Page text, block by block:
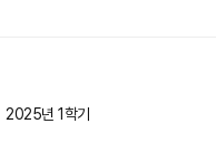
2025년 1학기